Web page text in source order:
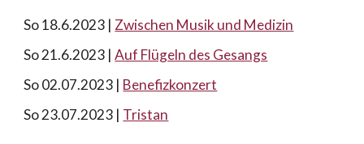
So18.6.2023 | Zwischen Musik und Medizin
So21.6.2023 |Auf Flügeln des Gesangs
So02.07.2023 | Benefizkonzert
So23.07.2023 | Tristan